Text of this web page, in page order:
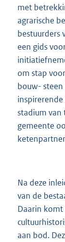
met
agrarische
bestuurders
een gids
om stap
bouw-
stadium van
gemeente
Na deze
van de
Daarin komt
aan bod.